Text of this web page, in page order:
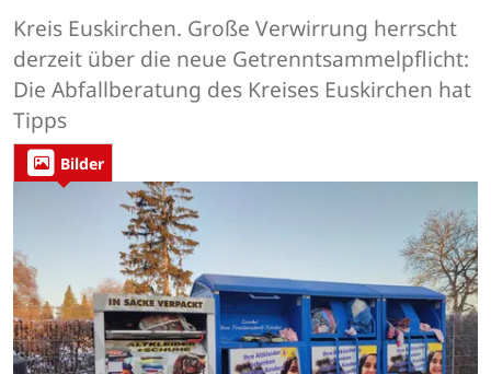
Kreis Euskirchen. Große Verwirrung herrscht
derzeit über die neue Getrenntsammelpflicht:
Die Abfallberatung des Kreises Euskirchen hat
Tipps
Bilder